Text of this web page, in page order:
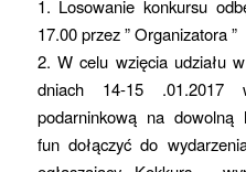
1. Losowanie konkursu
17.00 przez ” Organizatora ”
2. W celu wzięcia udziału
dniach 14-15 .01.2017
podarninkową na
fun dołączyć do